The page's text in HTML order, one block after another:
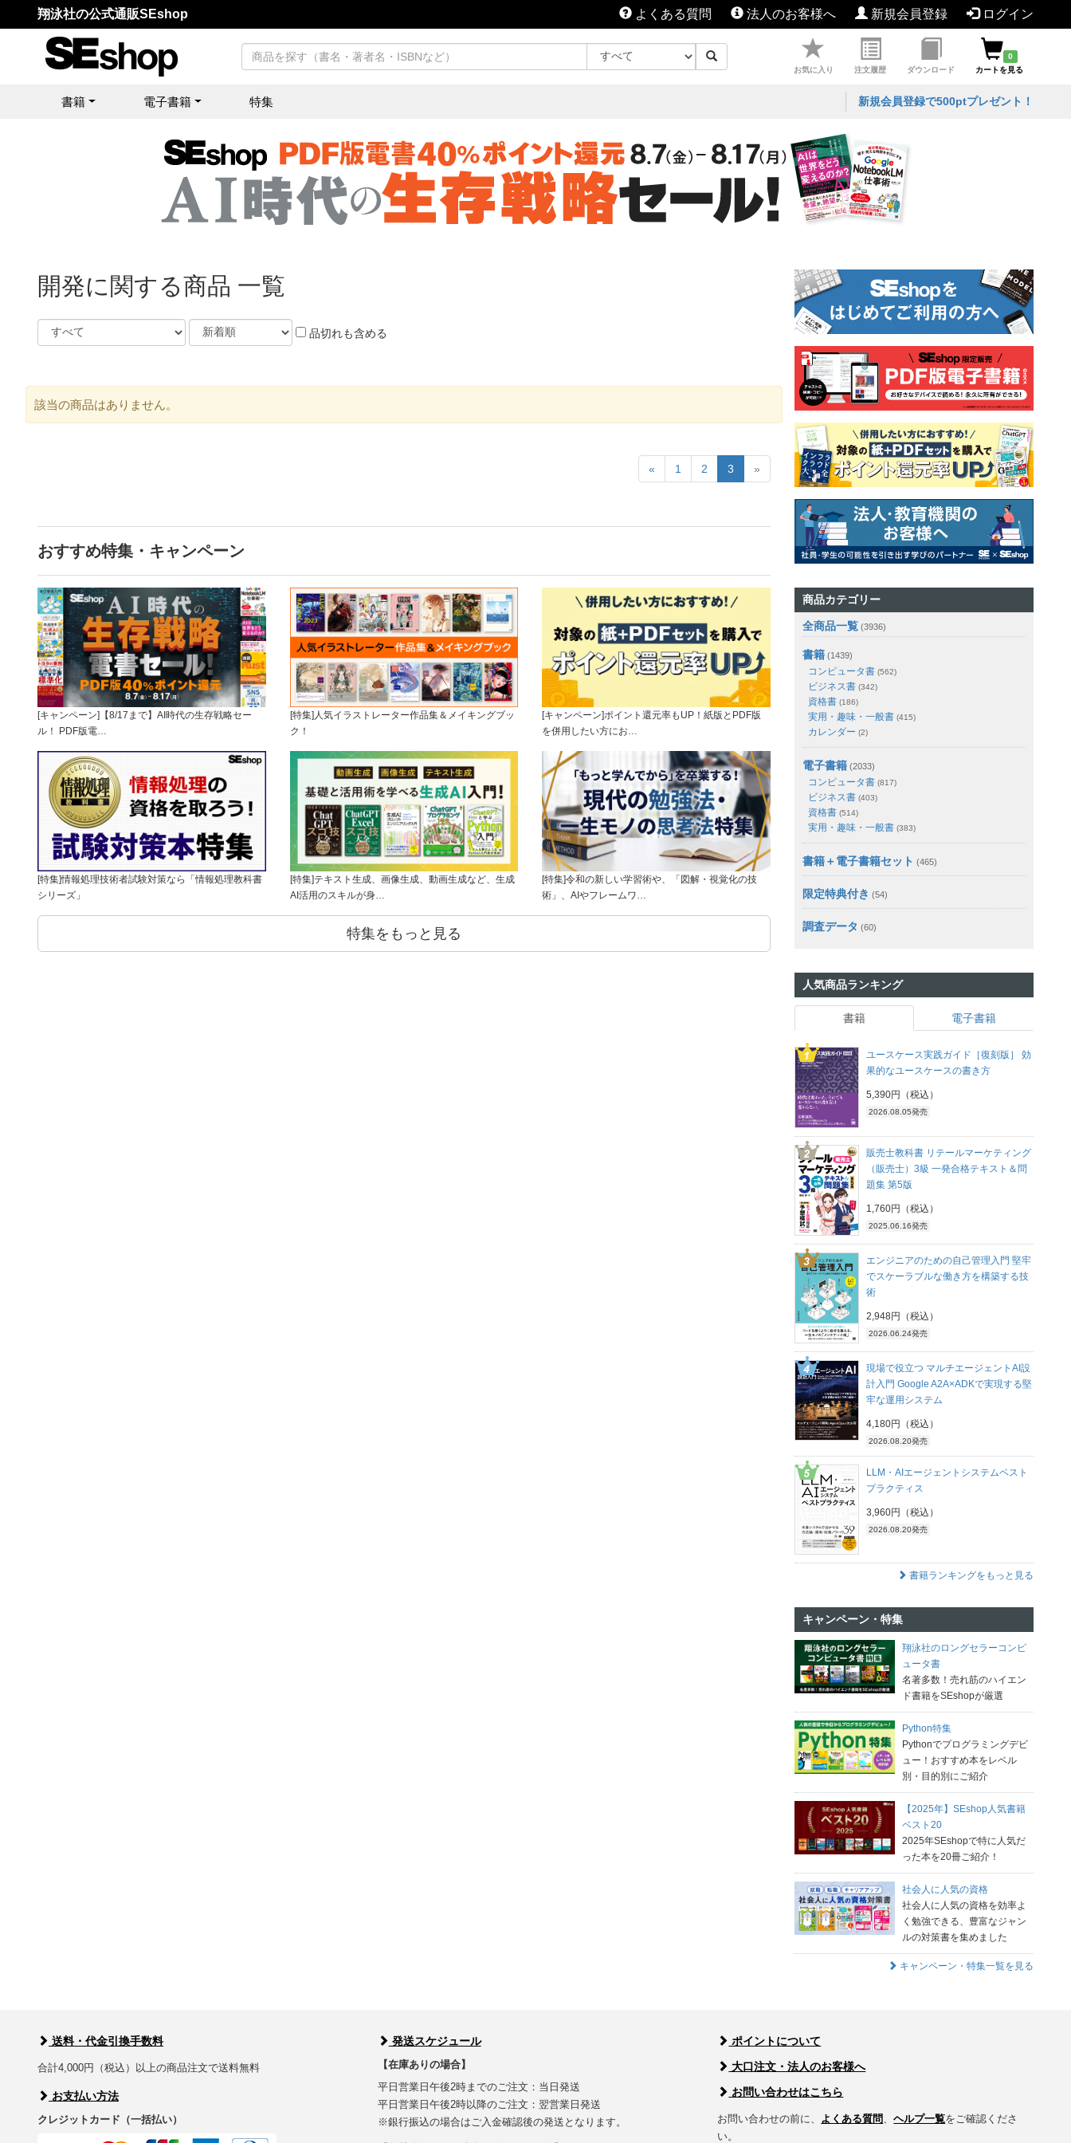
翔泳社の公式通販SEshop よくある質問 法人のお客様へ 新規会員登録 ログイン
お気に入り 注文履歴 ダウンロード
0
カートを見る
書籍 電子書籍 特集 新規会員登録で500ptプレゼント！
開発に関する商品 一覧
品切れも含める
該当の商品はありません。
« 1 2 3 »
おすすめ特集・キャンペーン
[キャンペーン]【8/17まで】AI時代の生存戦略セー
ル！ PDF版電…
[特集]人気イラストレーター作品集＆メイキングブッ
ク！
[キャンペーン]ポイント還元率もUP！紙版とPDF版
を併用したい方にお…
[特集]情報処理技術者試験対策なら「情報処理教科書
シリーズ」
[特集]テキスト生成、画像生成、動画生成など、生成
AI活用のスキルが身…
[特集]令和の新しい学習術や、「図解・視覚化の技
術」、AIやフレームワ…
特集をもっと見る
商品カテゴリー
全商品一覧 (3936)
書籍 (1439)
コンピュータ書 (562)
ビジネス書 (342)
資格書 (186)
実用・趣味・一般書 (415)
カレンダー (2)
電子書籍 (2033)
コンピュータ書 (817)
ビジネス書 (403)
資格書 (514)
実用・趣味・一般書 (383)
書籍＋電子書籍セット (465)
限定特典付き (54)
調査データ (60)
人気商品ランキング
書籍 電子書籍
ユースケース実践ガイド［復刻版］ 効
果的なユースケースの書き方
5,390円（税込）
2026.08.05発売
販売士教科書 リテールマーケティング
（販売士）3級 一発合格テキスト＆問
題集 第5版
1,760円（税込）
2025.06.16発売
エンジニアのための自己管理入門 堅牢
でスケーラブルな働き方を構築する技
術
2,948円（税込）
2026.06.24発売
現場で役立つ マルチエージェントAI設
計入門 Google A2A×ADKで実現する堅
牢な運用システム
4,180円（税込）
2026.08.20発売
LLM・AIエージェントシステムベスト
プラクティス
3,960円（税込）
2026.08.20発売
書籍ランキングをもっと見る
キャンペーン・特集
翔泳社のロングセラーコンピ
ュータ書
名著多数！売れ筋のハイエン
ド書籍をSEshopが厳選
Python特集
Pythonでプログラミングデビ
ュー！おすすめ本をレベル
別・目的別にご紹介
【2025年】SEshop人気書籍
ベスト20
2025年SEshopで特に人気だ
った本を20冊ご紹介！
社会人に人気の資格
社会人に人気の資格を効率よ
く勉強できる、豊富なジャン
ルの対策書を集めました
キャンペーン・特集一覧を見る
送料・代金引換手数料
合計4,000円（税込）以上の商品注文で送料無料
お支払い方法
クレジットカード（一括払い）
発送スケジュール
【在庫ありの場合】
平日営業日午後2時までのご注文：当日発送
平日営業日午後2時以降のご注文：翌営業日発送
※銀行振込の場合はご入金確認後の発送となります。
ポイントについて
大口注文・法人のお客様へ
お問い合わせはこちら
お問い合わせの前に、 よくある質問、ヘルプ一覧をご確認くださ
い。